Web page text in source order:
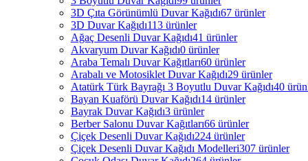
3D Çıta Görünümlü Duvar Kağıdı67 ürünler
3D Duvar Kağıdı113 ürünler
Ağaç Desenli Duvar Kağıdı41 ürünler
Akvaryum Duvar Kağıdı0 ürünler
Araba Temalı Duvar Kağıtları60 ürünler
Arabalı ve Motosiklet Duvar Kağıdı29 ürünler
Atatürk Türk Bayrağı 3 Boyutlu Duvar Kağıdı40
Bayan Kuaförü Duvar Kağıdı14 ürünler
Bayrak Duvar Kağıdı3 ürünler
Berber Salonu Duvar Kağıtları66 ürünler
Çiçek Desenli Duvar Kağıdı224 ürünler
Çiçek Desenli Duvar Kağıdı Modelleri307 ürünler